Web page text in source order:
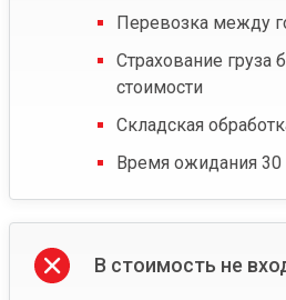
Перевозка между
Страхование груза
стоимости
Складская
Время ожидания 30
В стоимость не